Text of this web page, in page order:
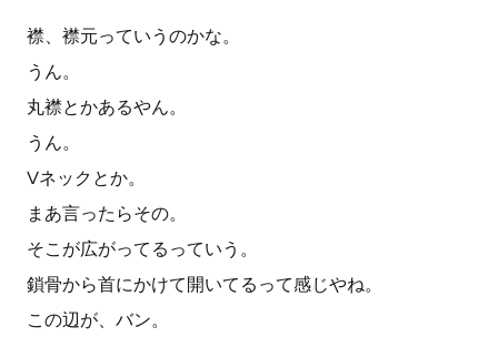
襟、襟元っていうのかな。
うん。
丸襟とかあるやん。
うん。
Vネックとか。
まあ言ったらその。
そこが広がってるっていう。
鎖骨から首にかけて開いてるって感じやね。
この辺が、バン。